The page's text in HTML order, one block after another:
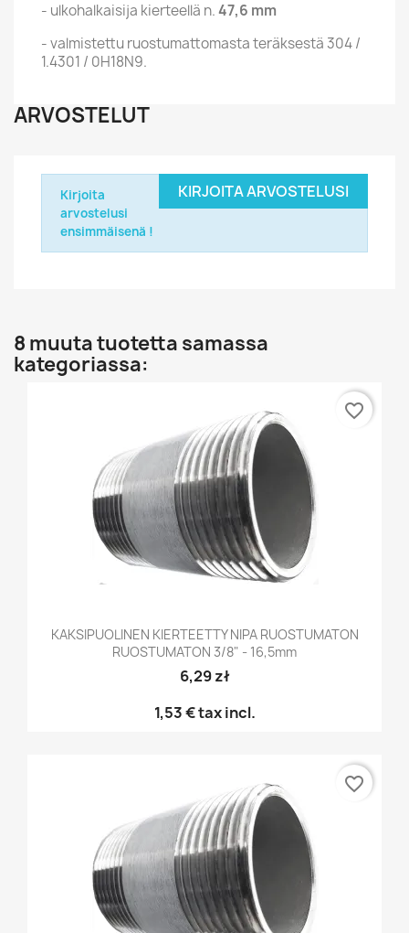
- ulkohalkaisija kierteellä n.47,6 mm
- valmistettu ruostumattomasta teräksestä 304 /
1.4301 / 0H18N9.
ARVOSTELUT
KIRJOITA ARVOSTELUSI
Kirjoita
arvostelusi
ensimmäisenä !
8 muuta tuotetta samassa
kategoriassa:
KAKSIPUOLINEN KIERTEETTY NIPA RUOSTUMATON
RUOSTUMATON 3/8" - 16,5mm
6,29 zł
1,53 €tax incl.
favorite_border
favorite_border